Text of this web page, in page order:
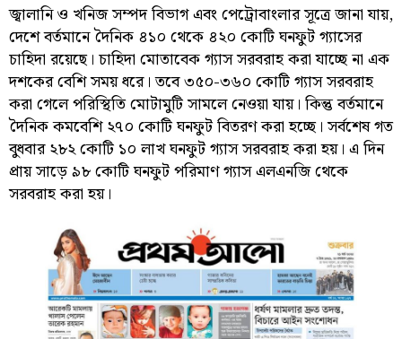
জ্বালানি ও খনিজ সম্পদ বিভাগ এবং পেট্রোবাংলার সূত্রে জানা যায়,
দেশে বর্তমানে দৈনিক ৪১০ থেকে ৪২০ কোটি ঘনফুট গ্যাসের
চাহিদা রয়েছে। চাহিদা মোতাবেক গ্যাস সরবরাহ করা যাচ্ছে না এক
দশকের বেশি সময় ধরে। তবে ৩৫০-৩৬০ কোটি গ্যাস সরবরাহ
করা গেলে পরিস্থিতি মোটামুটি সামলে নেওয়া যায়। কিন্তু বর্তমানে
দৈনিক কমবেশি ২৭০ কোটি ঘনফুট বিতরণ করা হচ্ছে। সর্বশেষ গত
বুধবার ২৮২ কোটি ১০ লাখ ঘনফুট গ্যাস সরবরাহ করা হয়। এ দিন
প্রায় সাড়ে ৯৮ কোটি ঘনফুট পরিমাণ গ্যাস এলএনজি থেকে
সরবরাহ করা হয়।